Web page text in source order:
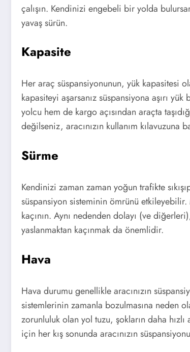
çalışın. Kendinizi engebeli bir yolda
yavaş sürün.
Kapasite
Her araç süspansiyonunun, yük kapasitesi
kapasiteyi aşarsanız süspansiyona aşırı
yolcu hem de kargo açısından araçta
değilseniz, aracınızın kullanım kılavuzuna
Sürme
Kendinizi zaman zaman yoğun trafikte
süspansiyon sisteminin ömrünü
kaçının. Aynı nedenden dolayı (ve
yaslanmaktan kaçınmak da önemlidir.
Hava
Hava durumu genellikle aracınızın
sistemlerinin zamanla bozulmasına neden
zorunluluk olan yol tuzu, şokların daha
için her kış sonunda aracınızın